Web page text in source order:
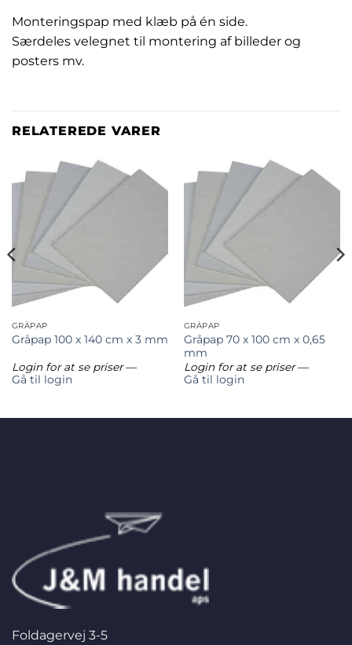
Monteringspap med klæb på én side.
Særdeles velegnet til montering af billeder og
posters mv.
RELATEREDE VARER
GRÅPAP
Gråpap 100 x 140 cm x 3 mm
Login for at se priser—
Gå til login
GRÅPAP
Gråpap 70 x 100 cm x 0,65
mm
Login for at se priser—
Gå til login
Foldagervej 3-5